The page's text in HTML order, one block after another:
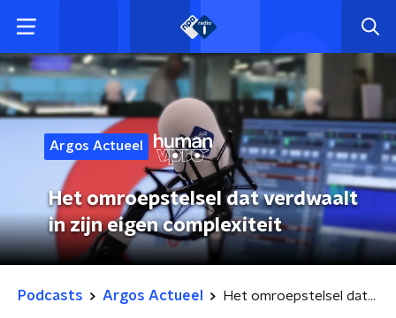
Argos Actueel
Het omroepstelsel dat verdwaalt
in zijn eigen complexiteit
Podcasts Argos Actueel Het omroepstelsel dat verdwaalt in zijn eigen complexiteit